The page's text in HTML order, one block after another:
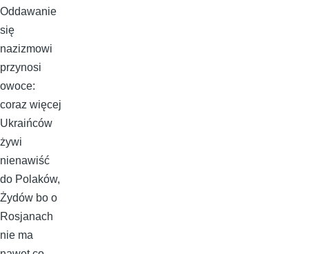
Oddawanie
się
nazizmowi
przynosi
owoce:
coraz więcej
Ukraińców
żywi
nienawiść
do Polaków,
Żydów bo o
Rosjanach
nie ma